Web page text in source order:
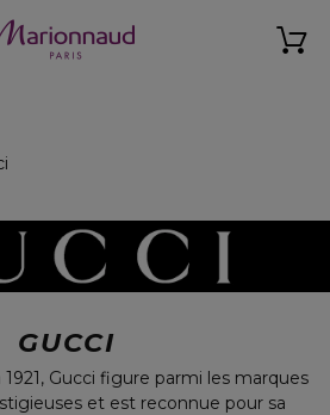
GUCCI
Gucci figure parmi les marques
et est reconnue pour sa